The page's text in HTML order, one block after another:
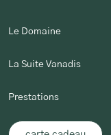
Le Domaine
La Suite Vanadis
Prestations